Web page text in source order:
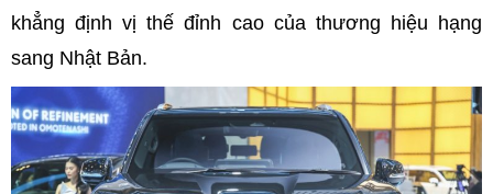
khẳng định vị thế đỉnh cao của thương hiệu hạng
sang Nhật Bản.